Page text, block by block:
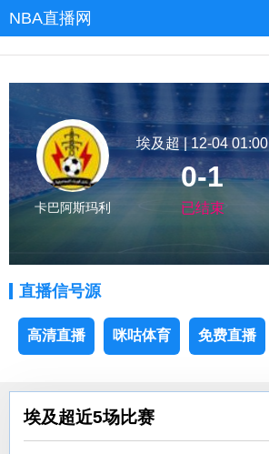
NBA直播网
卡巴阿斯玛利
埃及超 | 12-04 01:00
0-1
已结束
直播信号源
高清直播 咪咕体育 免费直播
埃及超近5场比赛